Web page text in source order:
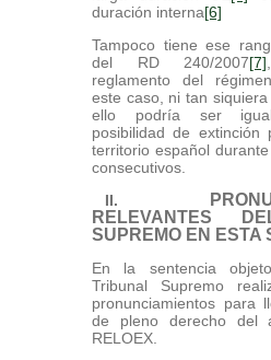
duración interna[6]
Tampoco tiene ese
del RD 240/2007[7]
reglamento del
este caso, ni tan
ello podría ser
posibilidad de extinción
territorio español
consecutivos.
II.
RELEVANTES
SUPREMO EN ESTA
En la sentencia
Tribunal Supremo
pronunciamientos para
de pleno derecho del
RELOEX.